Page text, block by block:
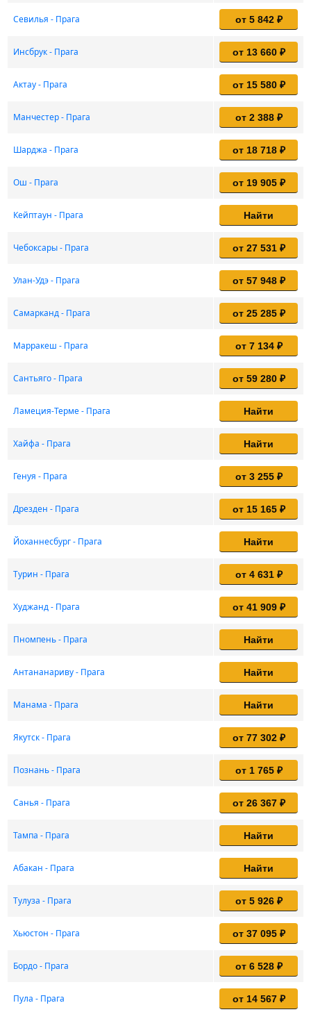
Севилья - Прага от 5 842 ₽
Инсбрук - Прага от 13 660 ₽
Актау - Прага от 15 580 ₽
Манчестер - Прага от 2 388 ₽
Шарджа - Прага от 18 718 ₽
Ош - Прага от 19 905 ₽
Кейптаун - Прага Найти
Чебоксары - Прага от 27 531 ₽
Улан-Удэ - Прага от 57 948 ₽
Самарканд - Прага от 25 285 ₽
Марракеш - Прага от 7 134 ₽
Сантьяго - Прага от 59 280 ₽
Ламеция-Терме - Прага Найти
Хайфа - Прага Найти
Генуя - Прага от 3 255 ₽
Дрезден - Прага от 15 165 ₽
Йоханнесбург - Прага Найти
Турин - Прага от 4 631 ₽
Худжанд - Прага от 41 909 ₽
Пномпень - Прага Найти
Антананариву - Прага Найти
Манама - Прага Найти
Якутск - Прага от 77 302 ₽
Познань - Прага от 1 765 ₽
Санья - Прага от 26 367 ₽
Тампа - Прага Найти
Абакан - Прага Найти
Тулуза - Прага от 5 926 ₽
Хьюстон - Прага от 37 095 ₽
Бордо - Прага от 6 528 ₽
Пула - Прага от 14 567 ₽